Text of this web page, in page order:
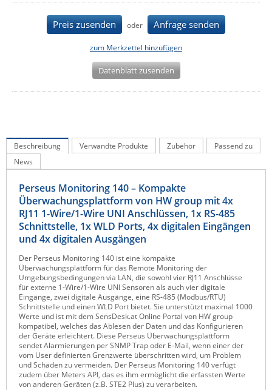
LigoWave
Milesight
Panorama Antennas
Poynting
Raritan
Riello UPS
Server Technology
Siretta
SIRIO Antenne
Sunbird
Tactical Software
TEKTELIC
Teltonika
Unwired Networks
Vision
WATTECO
Preis zusenden oder Anfrage senden
zum Merkzettel hinzufügen
Datenblatt zusenden
Beschreibung Verwandte Produkte Zubehör
Passend zu
News
Perseus Monitoring 140 – Kompakte
Überwachungsplattform von HW group mit 4x
RJ11 1-Wire/1-Wire UNI Anschlüssen, 1x RS-485
Schnittstelle, 1x WLD Ports, 4x digitalen Eingängen
und 4x digitalen Ausgängen
Der Perseus Monitoring 140 ist eine kompakte
Überwachungsplattform für das Remote Monitoring der
Umgebungsbedingungen via LAN, die sowohl vier RJ11 Anschlüsse
für externe 1-Wire/1-Wire UNI Sensoren als auch vier digitale
Eingänge, zwei digitale Ausgänge, eine RS-485 (Modbus/RTU)
Schnittstelle und einen WLD Port bietet. Sie unterstützt maximal 1000
Werte und ist mit dem SensDesk.at Online Portal von HW group
kompatibel, welches das Ablesen der Daten und das Konfigurieren
der Geräte erleichtert. Diese Perseus Überwachungsplattform
sendet Alarmierungen per SNMP Trap oder E-Mail, wenn einer der
vom User definierten Grenzwerte überschritten wird, um Problem
und Schäden zu vermeiden. Der Perseus Monitoring 140 verfügt
zudem über Meters API, das es ihm ermöglicht die erfassten Werte
von anderen Geräten (z.B. STE2 Plus) zu verarbeiten.